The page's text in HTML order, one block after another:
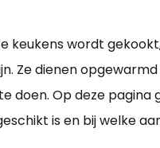
keukens wordt
Ze dienen
doen. Op deze
is en bij welke